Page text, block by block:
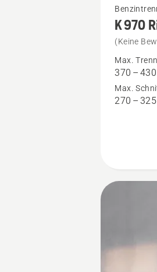
Mehr
Details
K 970
Ring
anzeigen
K 970
(Keine
Max.
370 –
Max.
270 –